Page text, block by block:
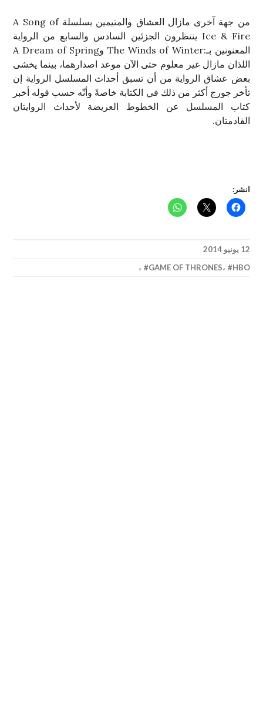
من جهة آخرى مازال العشاق والمتيمين بسلسلة A Song of
Ice & Fire ينتظرون الجزئين السادس والسابع من الرواية
المعنونين بـ:The Winds of Winter وA Dream of Spring
اللذان مازال غير معلوم حتى الآن موعد اصدارهما، بينما يخشى
بعض عشاق الرواية من أن تسبق أحداث المسلسل الرواية إن
تأخر جورج أكثر من ذلك في الكتابة خاصةً وأنّه حسب قوله أخبر
كتاب المسلسل عن الخطوط العريضة لأحداث الروايتان
القادمتان.
انشر:
12 يونيو 2014
،
GAME OF THRONES، HBO